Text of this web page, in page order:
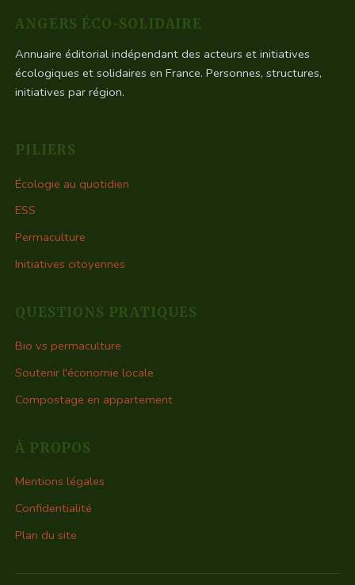
ANGERS ÉCO-SOLIDAIRE
Annuaire éditorial indépendant des acteurs et initiatives
écologiques et solidaires en France. Personnes, structures,
initiatives par région.
PILIERS
Écologie au quotidien
ESS
Permaculture
Initiatives citoyennes
QUESTIONS PRATIQUES
Bio vs permaculture
Soutenir l'économie locale
Compostage en appartement
À PROPOS
Mentions légales
Confidentialité
Plan du site